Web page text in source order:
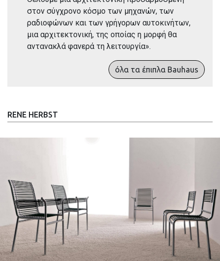
στον σύγχρονο κόσμο των μηχανών, των
ραδιοφώνων και των γρήγορων αυτοκινήτων,
μια αρχιτεκτονική, της οποίας η μορφή θα
αντανακλά φανερά τη λειτουργία».
όλα τα έπιπλα Bauhaus
RENE HERBST